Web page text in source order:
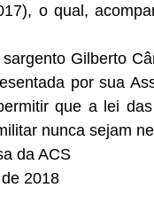
o qual,
Gilberto
por sua
que a lei
nunca sejam
da ACS
2018